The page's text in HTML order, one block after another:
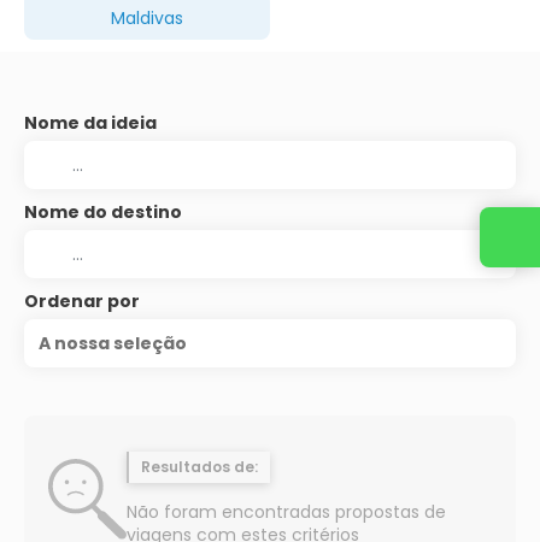
Maldivas
Nome da ideia
Nome do destino
Ordenar por
A nossa seleção
Resultados de:
Não foram encontradas propostas de
viagens com estes critérios